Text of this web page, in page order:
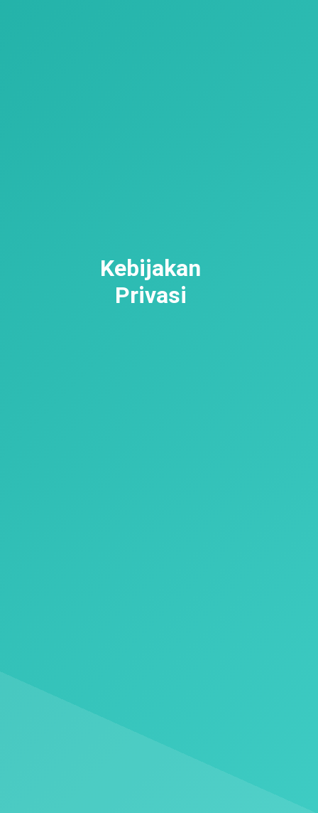
Kebijakan
Privasi